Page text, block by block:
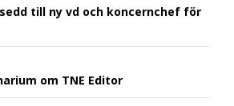
till ny vd och koncernchef för
om TNE Editor